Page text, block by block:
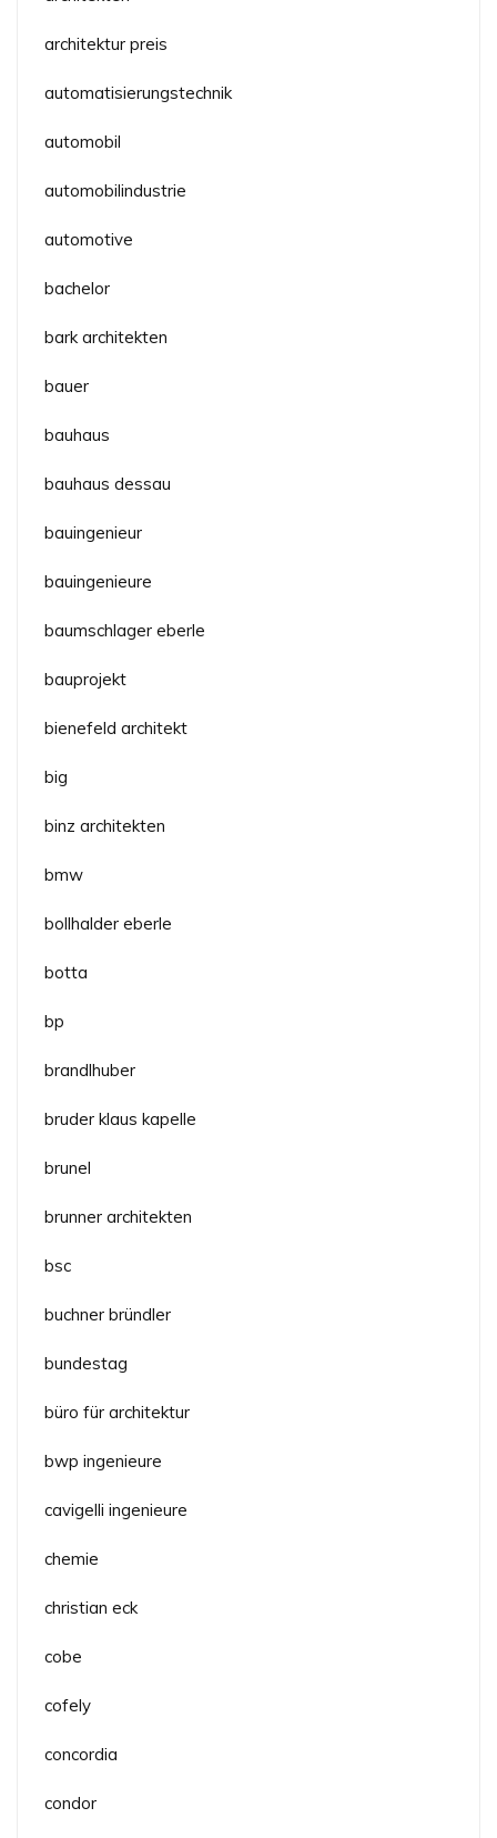
architektur preis
automatisierungstechnik
automobil
automobilindustrie
automotive
bachelor
bark architekten
bauer
bauhaus
bauhaus dessau
bauingenieur
bauingenieure
baumschlager eberle
bauprojekt
bienefeld architekt
big
binz architekten
bmw
bollhalder eberle
botta
bp
brandlhuber
bruder klaus kapelle
brunel
brunner architekten
bsc
buchner bründler
bundestag
büro für architektur
bwp ingenieure
cavigelli ingenieure
chemie
christian eck
cobe
cofely
concordia
condor